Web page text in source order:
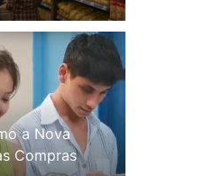
a Nova
Compras